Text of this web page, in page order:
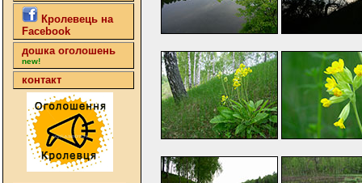
Кролевець на
Facebook
дошка оголошень
new!
контакт